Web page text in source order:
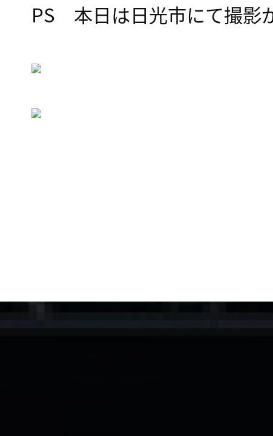
PS 本日は日光市にて撮影